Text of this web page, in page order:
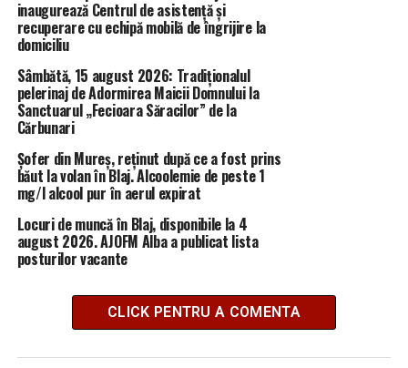
inaugurează Centrul de asistență și
recuperare cu echipă mobilă de îngrijire la
domiciliu
Sâmbătă, 15 august 2026: Tradiționalul
pelerinaj de Adormirea Maicii Domnului la
Sanctuarul „Fecioara Săracilor” de la
Cărbunari
Șofer din Mureș, reținut după ce a fost prins
băut la volan în Blaj. Alcoolemie de peste 1
mg/l alcool pur în aerul expirat
Locuri de muncă în Blaj, disponibile la 4
august 2026. AJOFM Alba a publicat lista
posturilor vacante
CLICK PENTRU A COMENTA